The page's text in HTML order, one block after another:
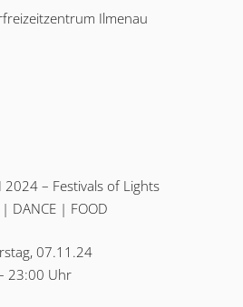
Ilmenau
2024 – Festivals of Lights
| DANCE | FOOD
07.11.24
23:00 Uhr